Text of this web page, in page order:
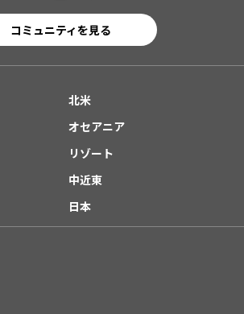
コミュニティを見る
北米
オセアニア
リゾート
中近東
日本